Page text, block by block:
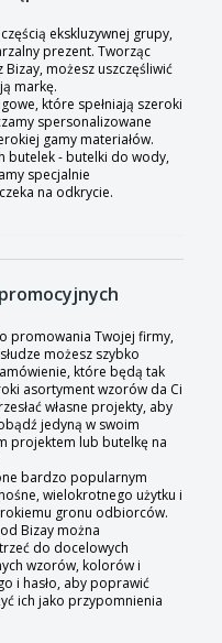
ekskluzywnej grupy,
prezent. Tworząc
możesz uszczęśliwić
markę.
które spełniają szeroki
spersonalizowane
gamy materiałów.
butelek - butelki do wody,
specjalnie
na odkrycie.
promowania Twojej firmy,
możesz szybko
które będą tak
asortyment wzorów da Ci
własne projekty, aby
jedyną w swoim
projektem lub butelkę na
bardzo popularnym
wielokrotnego użytku i
gronu odbiorców.
Bizay można
do docelowych
wzorów, kolorów i
i hasło, aby poprawić
ich jako przypomnienia